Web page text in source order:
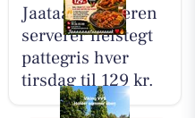
Jaataak Slagteren
serverer helstegt
pattegris hver
tirsdag til 129 kr.